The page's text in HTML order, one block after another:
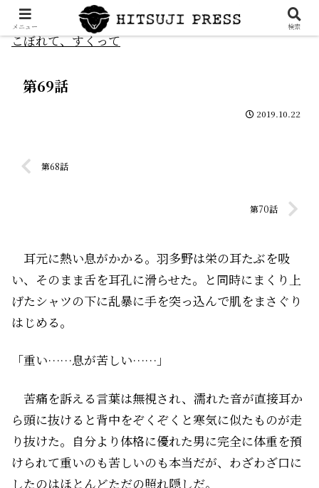
こぼれて、すくって
第69話
2019.10.22
第68話
第70話
耳元に熱い息がかかる。羽多野は栄の耳たぶを吸
い、そのまま舌を耳孔に滑らせた。と同時にまくり上
げたシャツの下に乱暴に手を突っ込んで肌をまさぐり
はじめる。
「重い……息が苦しい……」
苦痛を訴える言葉は無視され、濡れた音が直接耳か
ら頭に抜けると背中をぞくぞくと寒気に似たものが走
り抜けた。自分より体格に優れた男に完全に体重を預
けられて重いのも苦しいのも本当だが、わざわざ口に
したのはほとんどただの照れ隠しだ。
メニュー 検索